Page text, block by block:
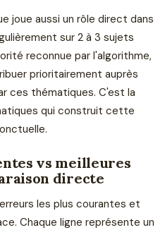
joue aussi un rôle direct dans
sur 2 à 3 sujets
reconnue par l'algorithme,
prioritairement auprès
ces thématiques. C'est la
qui construit cette
vs meilleures
directe
les plus courantes et
Chaque ligne représente un